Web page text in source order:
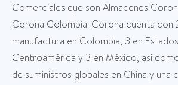
Comerciales que son Almacenes
Corona Colombia. Corona cuenta con
manufactura en Colombia, 3 en
Centroamérica y 3 en México, así
de suministros globales en China y una